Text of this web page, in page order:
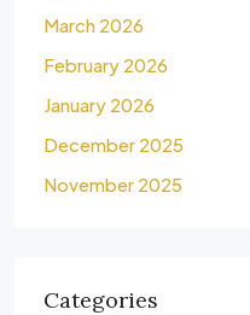
March 2026
February 2026
January 2026
December 2025
November 2025
Categories